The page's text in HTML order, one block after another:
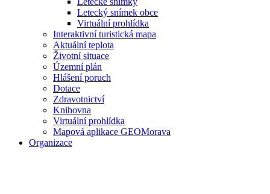
Letecký snímek obce
Virtuální prohlídka
Interaktivní turistická mapa
Aktuální teplota
Životní situace
Územní plán
Hlášení poruch
Dotace
Zdravotnictví
Knihovna
Virtuální prohlídka
Mapová aplikace GEOMorava
Organizace